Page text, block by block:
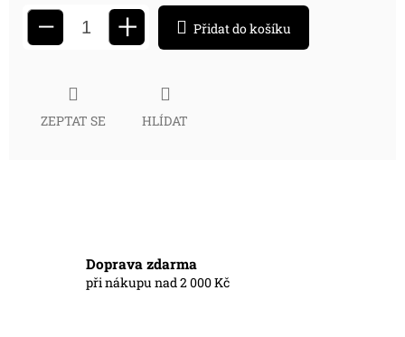
− + Přidat do košíku
ZEPTAT SE HLÍDAT
Doprava zdarma
při nákupu nad 2 000 Kč